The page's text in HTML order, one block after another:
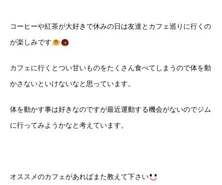
コーヒーや紅茶が大好きで休みの日は友達とカフェ巡りに行くの
が楽しみです
カフェに行くとつい甘いものをたくさん食べてしまうので体を動
かさないといけないなと思っています。
体を動かす事は好きなのですが最近運動する機会がないのでジム
に行ってみようかなと考えています。
オススメのカフェがあればまた教えて下さい